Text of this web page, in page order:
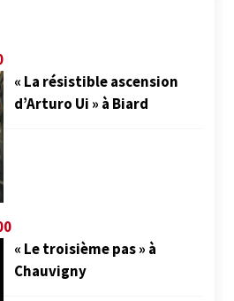
« La résistible ascension
d’Arturo Ui » à Biard
« Le troisième pas » à
Chauvigny